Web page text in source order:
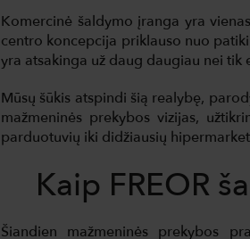
Komercinė šaldymo įranga yra
centro koncepcija priklauso nuo
yra atsakinga už daug daugiau nei
Mūsų šūkis atspindi šią realybę,
mažmeninės prekybos vizijas,
parduotuvių iki didžiausių
Kaip FREOR
Šiandien mažmeninės prekybos